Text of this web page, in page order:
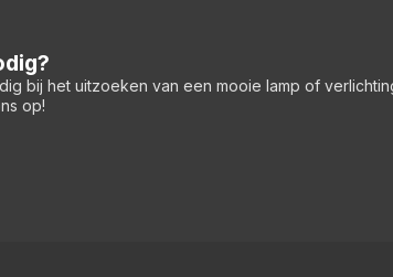
bij het uitzoeken van een mooie lamp of
op!